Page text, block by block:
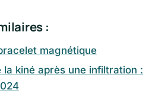
:
magnétique
la kiné après une infiltration :